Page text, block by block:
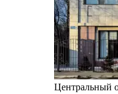
Центральный